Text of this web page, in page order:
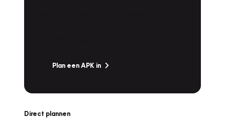
Plan een APK in
Direct plannen